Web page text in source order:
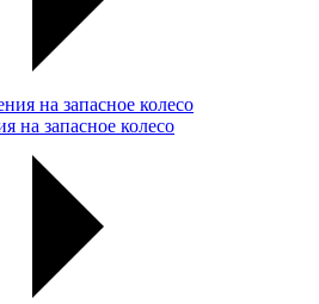
на запасное колесо